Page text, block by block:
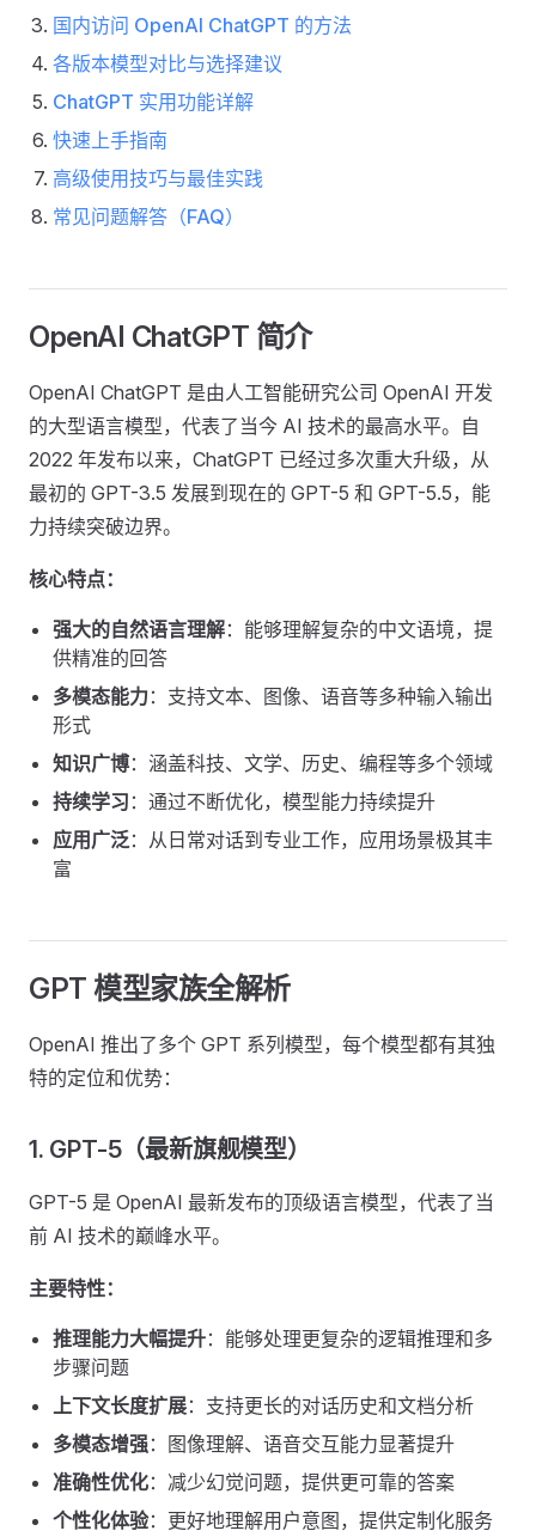
国内访问 OpenAI ChatGPT 的方法
各版本模型对比与选择建议
ChatGPT 实用功能详解
快速上手指南
高级使用技巧与最佳实践
常见问题解答（FAQ）
OpenAI ChatGPT 简介
OpenAI ChatGPT 是由人工智能研究公司 OpenAI 开发
的大型语言模型，代表了当今 AI 技术的最高水平。自
2022 年发布以来，ChatGPT 已经过多次重大升级，从
最初的 GPT-3.5 发展到现在的 GPT-5 和 GPT-5.5，能
力持续突破边界。
核心特点：
强大的自然语言理解：能够理解复杂的中文语境，提
供精准的回答
多模态能力：支持文本、图像、语音等多种输入输出
形式
知识广博：涵盖科技、文学、历史、编程等多个领域
持续学习 ：通过不断优化，模型能力持续提升
应用广泛：从日常对话到专业工作，应用场景极其丰
富
GPT 模型家族全解析
OpenAI 推出了多个 GPT 系列模型，每个模型都有其独
特的定位和优势：
1. GPT-5（最新旗舰模型）
GPT-5 是 OpenAI 最新发布的顶级语言模型，代表了当
前 AI 技术的巅峰水平。
主要特性：
推理能力大幅提升：能够处理更复杂的逻辑推理和多
步骤问题
上下文长度扩展：支持更长的对话历史和文档分析
多模态增强：图像理解、语音交互能力显著提升
准确性优化：减少幻觉问题，提供更可靠的答案
个性化体验：更好地理解用户意图，提供定制化服务